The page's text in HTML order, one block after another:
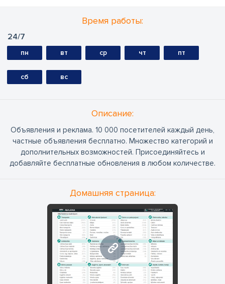
Время работы:
24/7
пн вт ср чт пт
сб вс
Oписание:
Объявления и реклама. 10 000 посетителей каждый день,
частные объявления бесплатно. Множество категорий и
дополнительных возможностей. Присоединяйтесь и
добавляйте бесплатные обновления в любом количестве.
Домашняя страница:
mm.lv